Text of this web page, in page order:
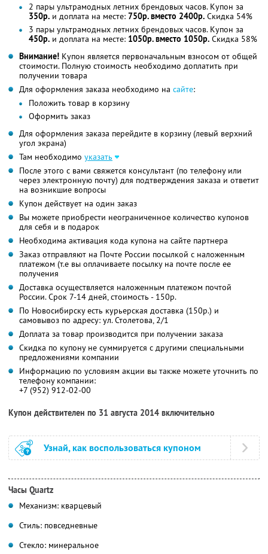
2 пары ультрамодных летних брендовых часов. Купон за
350р. и доплата на месте: 750р. вместо 2400р. Скидка 54%
3 пары ультрамодных летних брендовых часов. Купон за
450р. и доплата на месте: 1050р. вместо 1050р. Скидка 58%
Внимание! Купон является первоначальным взносом от общей
стоимости. Полную стоимость необходимо доплатить при
получении товара
Для оформления заказа необходимо на сайте:
Положить товар в корзину
Оформить заказ
Для оформления заказа перейдите в корзину (левый верхний
угол экрана)
Там необходимо указать
После этого с вами свяжется консультант (по телефону или
через электронную почту) для подтверждения заказа и ответит
на возникшие вопросы
Купон действует на один заказ
Вы можете приобрести неограниченное количество купонов
для себя и в подарок
Необходима активация кода купона на сайте партнера
Заказ отправляют на Почте России посылкой с наложенным
платежом (т.е вы оплачиваете посылку на почте после ее
получения
Доставка осуществляется наложенным платежом почтой
России. Срок 7-14 дней, стоимость - 150р.
По Новосибирску есть курьерская доставка (150р.) и
самовывоз по адресу: ул. Столетова, 2/1
Доплата за товар производится при получении заказа
Скидка по купону не суммируется с другими специальными
предложениями компании
Информацию по условиям акции вы также можете уточнить по
телефону компании:
+7 (952) 912-02-00
Купон действителен по 31 августа 2014 включительно
Узнай, как воспользоваться купоном
Часы Quartz
Механизм: кварцевый
Стиль: повседневные
Стекло: минеральное